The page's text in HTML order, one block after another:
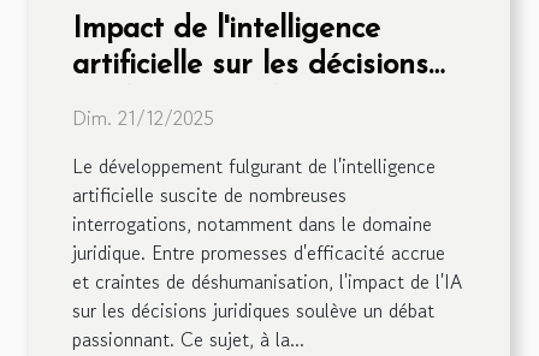
Impact de l'intelligence
artificielle sur les décisions
juridiques : évolution ou
Dim. 21/12/2025
Le développement fulgurant de l'intelligence
artificielle suscite de nombreuses
interrogations, notamment dans le domaine
juridique. Entre promesses d'efficacité accrue
et craintes de déshumanisation, l'impact de l'IA
sur les décisions juridiques soulève un débat
passionnant. Ce sujet, à la...